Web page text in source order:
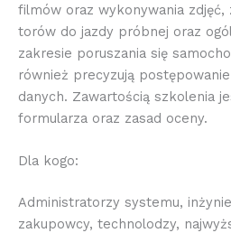
filmów oraz wykonywania zdjęć,
torów do jazdy próbnej oraz
zakresie poruszania się
również precyzują
danych. Zawartością szkolenia
formularza oraz zasad oceny.
Dla kogo:
Administratorzy systemu,
zakupowcy, technolodzy,